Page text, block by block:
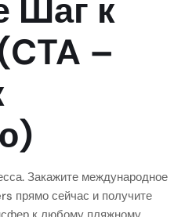
Шаг к
–
Закажите международное
прямо сейчас и получите